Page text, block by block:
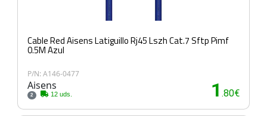
Cable Red Aisens Latiguillo Rj45 Lszh Cat.7 Sftp Pimf
0.5M Azul
P/N: A146-0477
Aisens
2 12 uds. 1 .80€